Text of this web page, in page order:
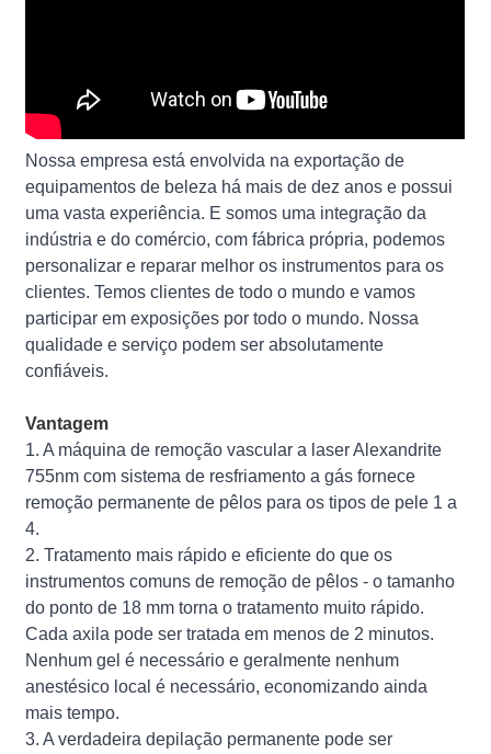
Nossa empresa está envolvida na exportação de
equipamentos de beleza há mais de dez anos e possui
uma vasta experiência. E somos uma integração da
indústria e do comércio, com fábrica própria, podemos
personalizar e reparar melhor os instrumentos para os
clientes. Temos clientes de todo o mundo e vamos
participar em exposições por todo o mundo. Nossa
qualidade e serviço podem ser absolutamente
confiáveis.
Vantagem
1. A máquina de remoção vascular a laser Alexandrite
755nm com sistema de resfriamento a gás fornece
remoção permanente de pêlos para os tipos de pele 1 a
4.
2. Tratamento mais rápido e eficiente do que os
instrumentos comuns de remoção de pêlos - o tamanho
do ponto de 18 mm torna o tratamento muito rápido.
Cada axila pode ser tratada em menos de 2 minutos.
Nenhum gel é necessário e geralmente nenhum
anestésico local é necessário, economizando ainda
mais tempo.
3. A verdadeira depilação permanente pode ser